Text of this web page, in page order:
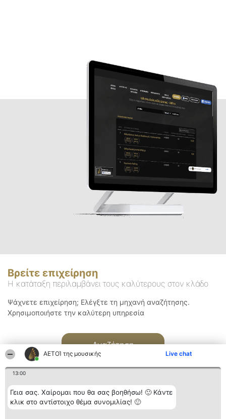
ΑΕΤΟΊ της μουσικής Live chat
13:00
Γεια σας. Χαίρομαι που θα σας βοηθήσω! 🙂 Κάντε
κλικ στο αντίστοιχο θέμα συνομιλίας! 🙂
Βρείτε επιχείρηση
Η κατάταξη περιλαμβάνει τους καλύτερους στον κλάδο
Ψάχνετε επιχείρηση; Ελέγξτε τη μηχανή αναζήτησης.
Χρησιμοποιήστε την καλύτερη υπηρεσία
Αναζήτηση